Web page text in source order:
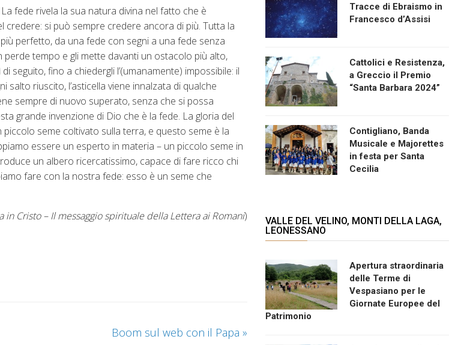
fede rivela la sua natura divina nel fatto che è
si può sempre credere ancora di più. Tutta la
perfetto, da una fede con segni a una fede senza
tempo e gli mette davanti un ostacolo più alto,
seguito, fino a chiedergli l’(umanamente) impossibile: il
salto riuscito, l’asticella viene innalzata di qualche
sempre di nuovo superato, senza che si possa
grande invenzione di Dio che è la fede. La gloria del
seme coltivato sulla terra, e questo seme è la
essere un esperto in materia – un piccolo seme in
un albero ricercatissimo, capace di fare ricco chi
fare con la nostra fede: esso è un seme che
in Cristo – Il messaggio spirituale della Lettera ai Romani)
Boom sul web con il Papa »
Tracce di Ebraismo in
Francesco d’Assisi
Cattolici e Resistenza,
a Greccio il Premio
“Santa Barbara 2024”
Contigliano, Banda
Musicale e Majorettes
in festa per Santa
Cecilia
VALLE DEL VELINO, MONTI DELLA LAGA,
LEONESSANO
Apertura straordinaria
delle Terme di
Vespasiano per le
Giornate Europee del
Patrimonio